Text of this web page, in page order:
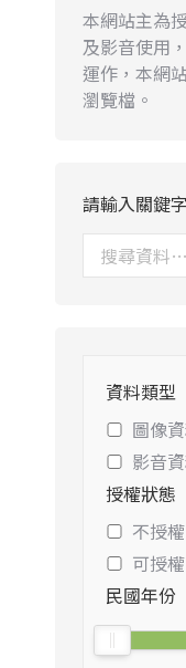
本網站主為
及影音使用
運作，本網
瀏覽檔。
請輸入關鍵字
資料類型
圖像
影音
授權狀態
不授
可授
民國年份